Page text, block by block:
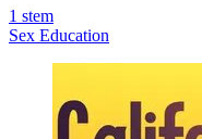
1 stem
Sex Education